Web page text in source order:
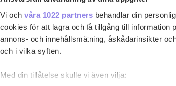
Vi och våra 1022 partners behandlar din
cookies för att lagra och få tillgång till information
annons- och innehållsmätning, åskådarinsikter
och i vilka syften.
Med din tillåtelse skulle vi även vilja: